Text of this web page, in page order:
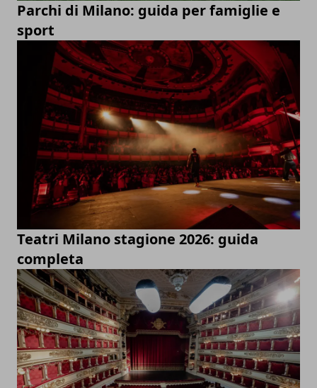
Parchi di Milano: guida per famiglie e
sport
Teatri Milano stagione 2026: guida
completa